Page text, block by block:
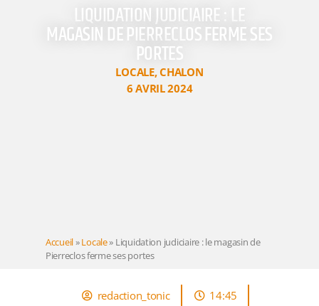
LIQUIDATION JUDICIAIRE : LE
MAGASIN DE PIERRECLOS FERME SES
PORTES
LOCALE,CHALON
6 AVRIL 2024
Accueil»Locale» Liquidation judiciaire : le magasin de
Pierreclos ferme ses portes
redaction_tonic
14:45